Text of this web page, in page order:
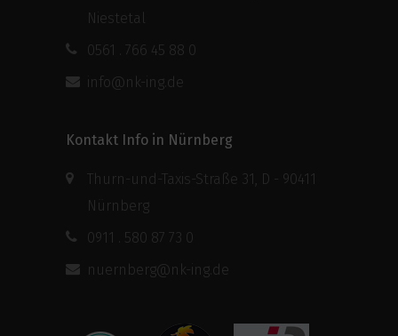
Niestetal
0561 . 766 45 88 0
info@nk-ing.de
Kontakt Info in Nürnberg
Thurn-und-Taxis-Straße 31, D - 90411
Nürnberg
0911 . 580 87 73 0
nuernberg@nk-ing.de